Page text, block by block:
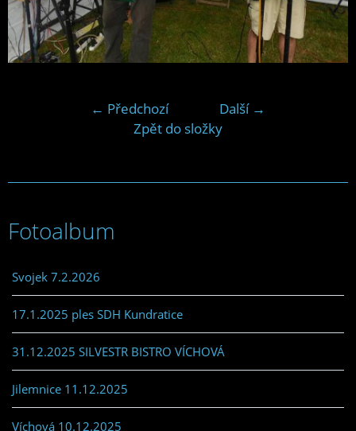
← Předchozí
Další →
Zpět do složky
Fotoalbum
Svojek 7.2.2026
17.1.2025 ples SDH Kundratice
31.12.2025 SILVESTR BISTRO VÍCHOVÁ
Jilemnice 11.12.2025
Víchová 10.12.2025